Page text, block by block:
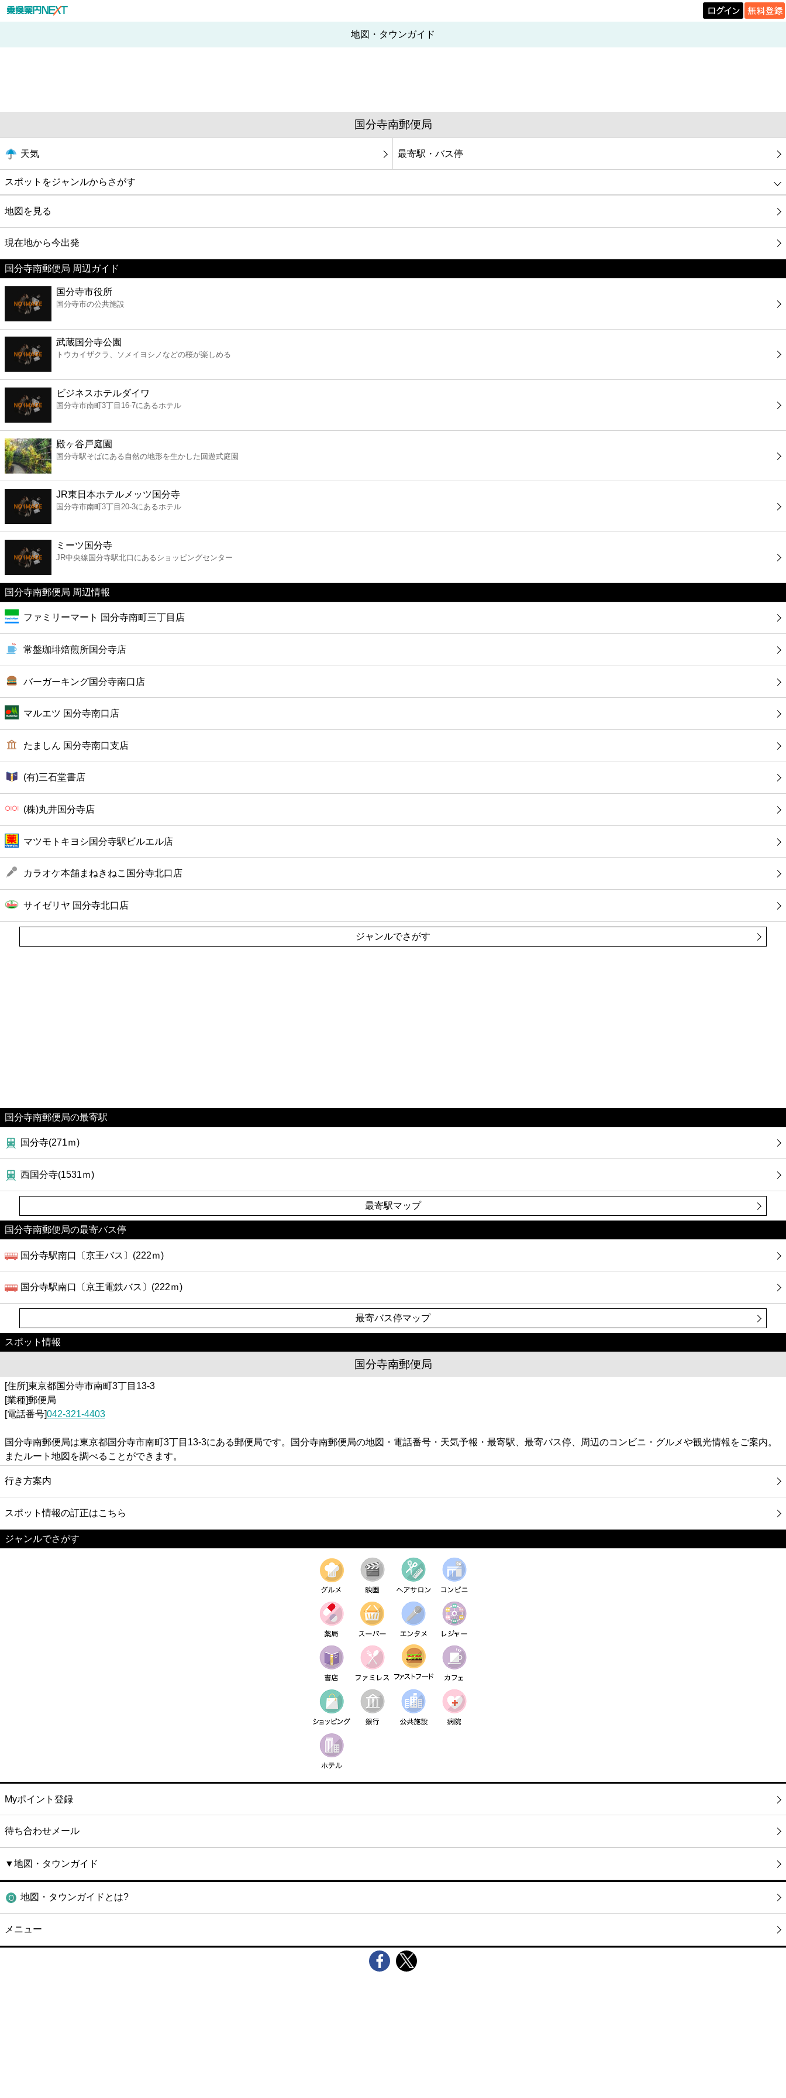
地図・タウンガイド
国分寺南郵便局
天気 最寄駅・バス停
スポットをジャンルからさがす
グルメ
映画
美容
コンビニ
薬局
スーパー
エンタメ
レジャー
書店
ファミレス
ファーストフード
カフェ
ショッピング
銀行
ホテル
地図を見る
現在地から今出発
国分寺南郵便局 周辺ガイド
国分寺市役所
国分寺市の公共施設
武蔵国分寺公園
トウカイザクラ、ソメイヨシノなどの桜が楽しめる
ビジネスホテルダイワ
国分寺市南町3丁目16-7にあるホテル
殿ヶ谷戸庭園
国分寺駅そばにある自然の地形を生かした回遊式庭園
JR東日本ホテルメッツ国分寺
国分寺市南町3丁目20-3にあるホテル
ミーツ国分寺
JR中央線国分寺駅北口にあるショッピングセンター
国分寺南郵便局 周辺情報
ファミリーマート 国分寺南町三丁目店
常盤珈琲焙煎所国分寺店
バーガーキング国分寺南口店
マルエツ 国分寺南口店
たましん 国分寺南口支店
(有)三石堂書店
(株)丸井国分寺店
マツモトキヨシ国分寺駅ビルエル店
カラオケ本舗まねきねこ国分寺北口店
サイゼリヤ 国分寺北口店
ジャンルでさがす
国分寺南郵便局の最寄駅
国分寺(271ｍ)
西国分寺(1531ｍ)
最寄駅マップ
国分寺南郵便局の最寄バス停
国分寺駅南口〔京王バス〕(222ｍ)
国分寺駅南口〔京王電鉄バス〕(222ｍ)
最寄バス停マップ
スポット情報
国分寺南郵便局
[住所]東京都国分寺市南町3丁目13-3
[業種]郵便局
[電話番号]042-321-4403
国分寺南郵便局は東京都国分寺市南町3丁目13-3にある郵便局です。国分寺南郵便局の地図・電話番号・天気予報・最寄駅、最寄バス停、周辺のコンビニ・グルメや観光情報をご案内。
またルート地図を調べることができます。
行き方案内
スポット情報の訂正はこちら
ジャンルでさがす
Myポイント登録
待ち合わせメール
▼地図・タウンガイド
地図・タウンガイドとは?
メニュー